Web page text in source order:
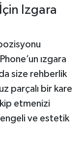
Izgara
ızgara
size rehberlik
parçalı bir kare
etmenizi
ve estetik